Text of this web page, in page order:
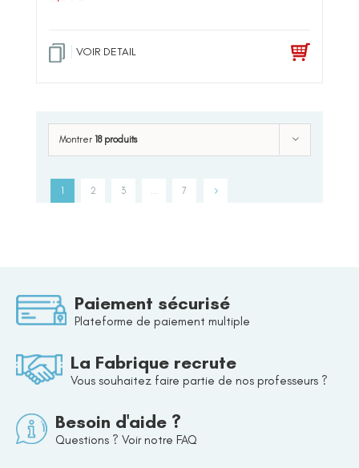
VOIR DETAIL
Montrer 18 produits
1 2 3 … 7
Paiement sécurisé
Plateforme de paiement multiple
La Fabrique recrute
Vous souhaitez faire partie de nos professeurs ?
Besoin d'aide ?
Questions ? Voir notre FAQ